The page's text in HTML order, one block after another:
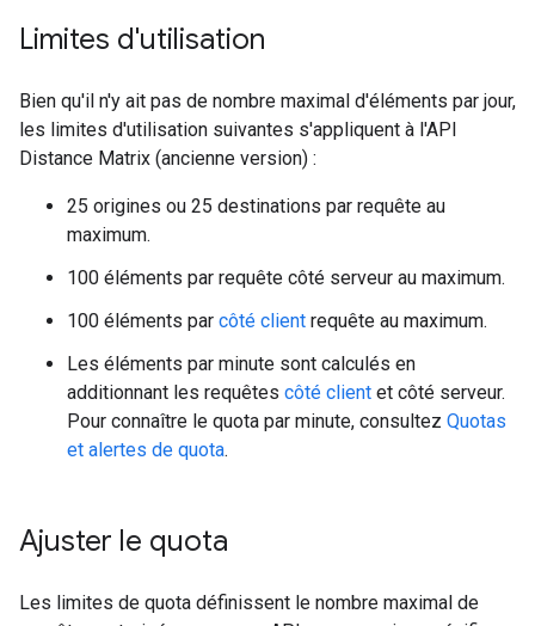
Limites d'utilisation
Bien qu'il n'y ait pas de nombre maximal d'éléments par jour,
les limites d'utilisation suivantes s'appliquent à l'API
Distance Matrix (ancienne version) :
25 origines ou 25 destinations par requête au
maximum.
100 éléments par requête côté serveur au maximum.
100 éléments par côté client requête au maximum.
Les éléments par minute sont calculés en
additionnant les requêtes côté client et côté serveur.
Pour connaître le quota par minute, consultez Quotas
et alertes de quota.
Ajuster le quota
Les limites de quota définissent le nombre maximal de